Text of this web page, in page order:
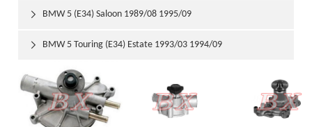
BMW 5 (E34) Saloon 1989/08 1995/09

BMW 5 Touring (E34) Estate 1993/03 1994/09
